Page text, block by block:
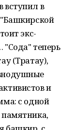
вступил в
"Башкирской
экс-
теперь
(Тратау),
и
с одной
памятника,